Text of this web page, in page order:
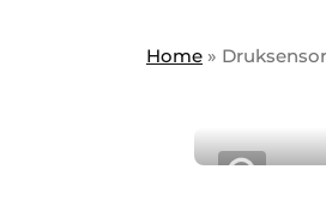
Meest
Home »